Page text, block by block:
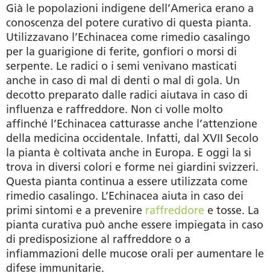
Già le popolazioni indigene dell’America erano a
conoscenza del potere curativo di questa pianta.
Utilizzavano l’Echinacea come rimedio casalingo
per la guarigione di ferite, gonfiori o morsi di
serpente. Le radici o i semi venivano masticati
anche in caso di mal di denti o mal di gola. Un
decotto preparato dalle radici aiutava in caso di
influenza e raffreddore. Non ci volle molto
affinché l’Echinacea catturasse anche l’attenzione
della medicina occidentale. Infatti, dal XVII Secolo
la pianta è coltivata anche in Europa. E oggi la si
trova in diversi colori e forme nei giardini svizzeri.
Questa pianta continua a essere utilizzata come
rimedio casalingo. L’Echinacea aiuta in caso dei
primi sintomi e a prevenire raffreddore e tosse. La
pianta curativa può anche essere impiegata in caso
di predisposizione al raffreddore o a
infiammazioni delle mucose orali per aumentare le
difese immunitarie.